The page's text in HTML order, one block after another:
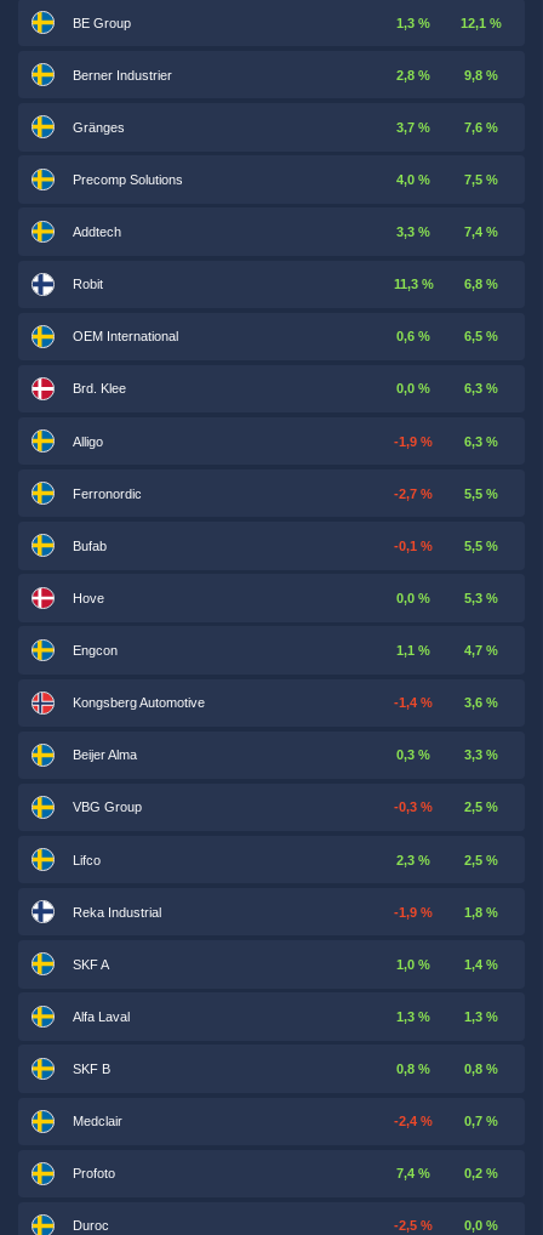
BE Group 1,3 % 12,1 %
Berner Industrier 2,8 % 9,8 %
Gränges 3,7 % 7,6 %
Precomp Solutions 4,0 % 7,5 %
Addtech 3,3 % 7,4 %
Robit 11,3 % 6,8 %
OEM International 0,6 % 6,5 %
Brd. Klee 0,0 % 6,3 %
Alligo -1,9 % 6,3 %
Ferronordic -2,7 % 5,5 %
Bufab -0,1 % 5,5 %
Hove 0,0 % 5,3 %
Engcon 1,1 % 4,7 %
Kongsberg Automotive -1,4 % 3,6 %
Beijer Alma 0,3 % 3,3 %
VBG Group -0,3 % 2,5 %
Lifco 2,3 % 2,5 %
Reka Industrial -1,9 % 1,8 %
SKF A 1,0 % 1,4 %
Alfa Laval 1,3 % 1,3 %
SKF B 0,8 % 0,8 %
Medclair -2,4 % 0,7 %
Profoto 7,4 % 0,2 %
Duroc -2,5 % 0,0 %